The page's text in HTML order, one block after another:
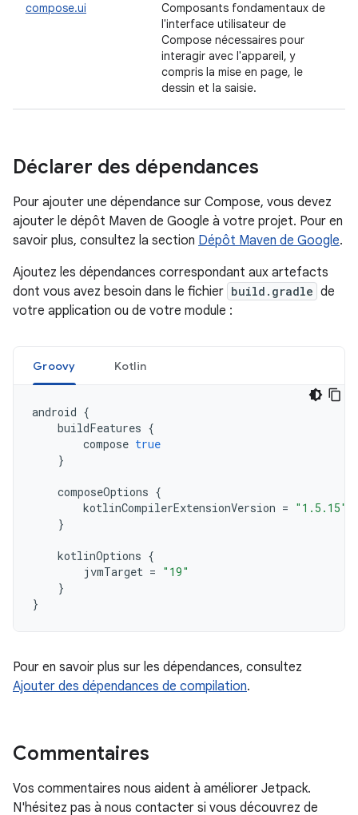
compose.ui
Composants fondamentaux de
l'interface utilisateur de
Compose nécessaires pour
interagir avec l'appareil, y
compris la mise en page, le
dessin et la saisie.
Déclarer des dépendances
Pour ajouter une dépendance sur Compose, vous devez
ajouter le dépôt Maven de Google à votre projet. Pour en
savoir plus, consultez la section Dépôt Maven de Google.
Ajoutez les dépendances correspondant aux artefacts
dont vous avez besoin dans le fichier build.gradle de
votre application ou de votre module :
Groovy Kotlin
android {
buildFeatures {
compose true
}
composeOptions {
kotlinCompilerExtensionVersion = "1.5.15"
}
kotlinOptions {
jvmTarget = "19"
}
}
Pour en savoir plus sur les dépendances, consultez
Ajouter des dépendances de compilation.
Commentaires
Vos commentaires nous aident à améliorer Jetpack.
N'hésitez pas à nous contacter si vous découvrez de